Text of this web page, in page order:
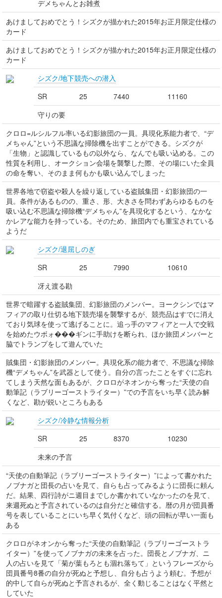
デメちゃんとお雑煮
あけましておめでとう！シズクが描かれた2015年お正月限定仕様の
カード
あけましておめでとう！シズクが描かれた2015年お正月限定仕様の
カード
シズク/地下競売への潜入
SR
25 7440
11160
守りの要
クロロ=ルシルフル率いる幻影旅団の一員。具現化系能力者で、“デ
メちゃん”という不思議な掃除機を出すことができる。シズクが
「生物」と認識しているもの以外なら、なんでも吸い込める。この
性質を利用し、オークション会場を襲撃した際、その場にいた全員
の命を奪い、そのまま何もかも吸い込んでしまった
世界各地で窃盗や殺人を繰り返している盗賊集団・幻影旅団の一
員。条件があるものの、重さ、形、大きさを問わずあらゆるものを
吸い込む不思議な掃除機“デメちゃん”を具現化するという、なかな
かレアな能力を持っている。そのため、旅団内でも重宝されている
ようだ
シズク/退屈しのぎ
SR
25 7990
10610
冴え渡る勘
世界で暗躍する盗賊集団、幻影旅団のメンバー。ヨークシンではマ
フィアの取り仕切る地下競売場を襲撃するが、競売品はすでに消え
ており気球を使って逃げることに。追っ手のマフィアと一人で交戦
を始めたウボォ���ギンに手助けを断られ、ほか旅団メンバーと
脇でトランプをして遊んでいた
賊集団・幻影旅団のメンバー。具現化系の能力者で、不思議な掃除
機“デメちゃん”を武器として使う。自分の言ったことをすぐに忘れ
てしまう天然な面もあるが、クロロがネオンから奪った“天使の自
動筆記（ラブリーゴーストライター）”での予言をいち早く読み解
くなど、勘が鋭いところもある
シズク/冷静な情報分析
SR
25 8370
10230
未来の予言
“天使の自動筆記（ラブリーゴーストライター）”によって書かれた
ノブナガと団長の占いを見て、自らも占ってみるように団長に頼ん
だ。結果、四行詩がニ週目までしか書かれていなかったのを見て、
来週死ぬと予言されているのは自分だと確信する。暦の月が団員番
号を表していることにいち早く気付くなど、頭の回転が早い一面も
ある
クロロがネオンから奪った“天使の自動筆記（ラブリーゴーストラ
イター）”を使ってノブナガの未来を占った。団長とノブナガ、ニ
人の占いを見て「菊が葉もろとも涸れ落ちて」というフレーズから
団員番号8番の自分が死ぬと予想し、自分も占うよう頼む。予想が
的中して自らが死ぬと予言されるが、全く動じることはなく平然と
していた